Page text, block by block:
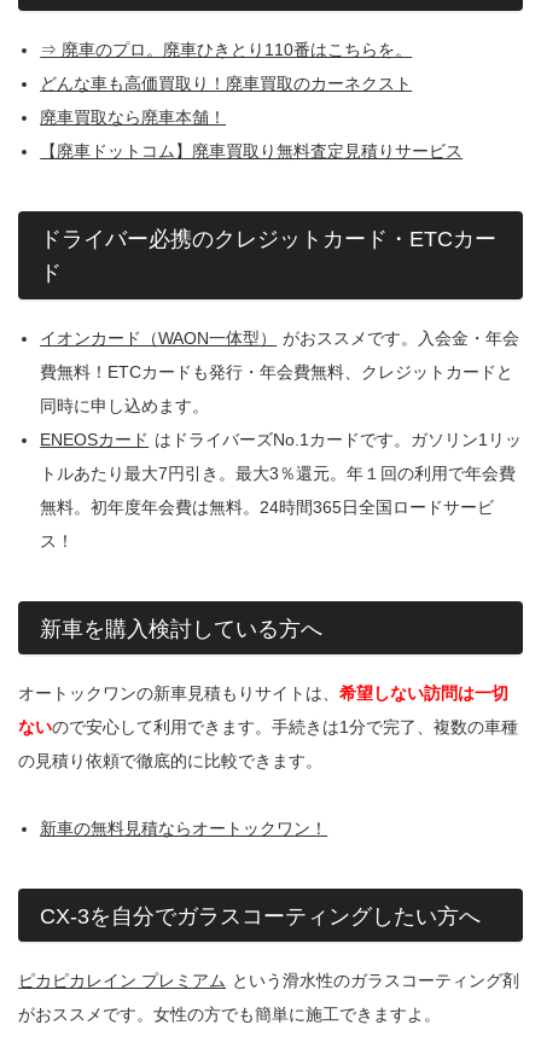
⇒ 廃車のプロ。廃車ひきとり110番はこちらを。
どんな車も高価買取り！廃車買取のカーネクスト
廃車買取なら廃車本舗！
【廃車ドットコム】廃車買取り無料査定見積りサービス
ドライバー必携のクレジットカード・ETCカー
ド
イオンカード（WAON一体型）
がおススメです。入会金・年会
費無料！ETCカードも発行・年会費無料、クレジットカードと
同時に申し込めます。
ENEOSカード はドライバーズNo.1カードです。ガソリン1リッ
トルあたり最大7円引き。最大3％還元。年１回の利用で年会費
無料。初年度年会費は無料。24時間365日全国ロードサービ
ス！
新車を購入検討している方へ
オートックワンの新車見積もりサイトは、 希望しない訪問は一切
ないので安心して利用できます。手続きは1分で完了、複数の車種
の見積り依頼で徹底的に比較できます。
新車の無料見積ならオートックワン！
CX-3を自分でガラスコーティングしたい方へ
ピカピカレイン プレミアム という滑水性のガラスコーティング剤
がおススメです。女性の方でも簡単に施工できますよ。